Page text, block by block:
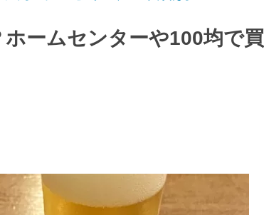
ームセンターや100均で買